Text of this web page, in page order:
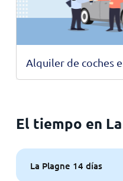
Alquiler de coches
El tiempo en
La Plagne 14 días